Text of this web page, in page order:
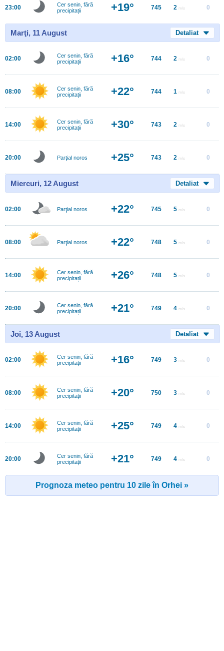
23:00
Cer senin, fără
precipitații
+19° 745 2 m/s 0
Marţi, 11 August Detaliat
02:00
Cer senin, fără
precipitații
+16° 744 2 m/s 0
08:00
Cer senin, fără
precipitații
+22° 744 1 m/s 0
14:00
Cer senin, fără
precipitații
+30° 743 2 m/s 0
20:00 Parţial noros +25° 743 2 m/s 0
Miercuri, 12 August Detaliat
02:00 Parţial noros +22° 745 5 m/s 0
08:00 Parţial noros +22° 748 5 m/s 0
14:00
Cer senin, fără
precipitații
+26° 748 5 m/s 0
20:00
Cer senin, fără
precipitații
+21° 749 4 m/s 0
Joi, 13 August Detaliat
02:00
Cer senin, fără
precipitații
+16° 749 3 m/s 0
08:00
Cer senin, fără
precipitații
+20° 750 3 m/s 0
14:00
Cer senin, fără
precipitații
+25° 749 4 m/s 0
20:00
Cer senin, fără
precipitații
+21° 749 4 m/s 0
Prognoza meteo pentru 10 zile în Orhei »